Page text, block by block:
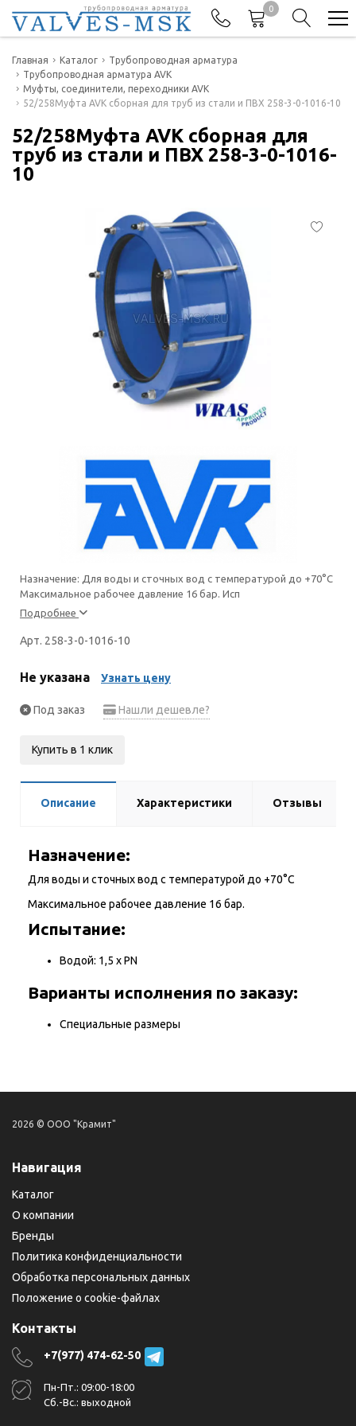
0
Телефоны
+7(977) 474-62-50
Отдел продаж
Главная Каталог
Трубопроводная арматура
Трубопроводная арматура AVK
Муфты, соединители, переходники AVK
52/258Муфта AVK сборная для труб из стали и ПВХ 258-3-0-1016-10
52/258Муфта AVK сборная для
труб из стали и ПВХ 258-3-0-1016-
10
Назначение: Для воды и сточных вод с температурой до +70°С
Максимальное рабочее давление 16 бар. Исп
Подробнее
Арт. 258-3-0-1016-10
Не указана Узнать цену
Под заказ Нашли дешевле?
Купить в 1 клик
Описание Характеристики Отзывы
Назначение:
Для воды и сточных вод с температурой до +70°С
Максимальное рабочее давление 16 бар.
Испытание:
Водой: 1,5 х PN
Варианты исполнения по заказу:
Специальные размеры
2026 © ООО "Крамит"
Навигация
Каталог
О компании
Бренды
Политика конфиденциальности
Обработка персональных данных
Положение о cookie-файлах
Контакты
+7(977) 474-62-50
Пн-Пт.: 09:00-18:00
Сб.-Вс.: выходной